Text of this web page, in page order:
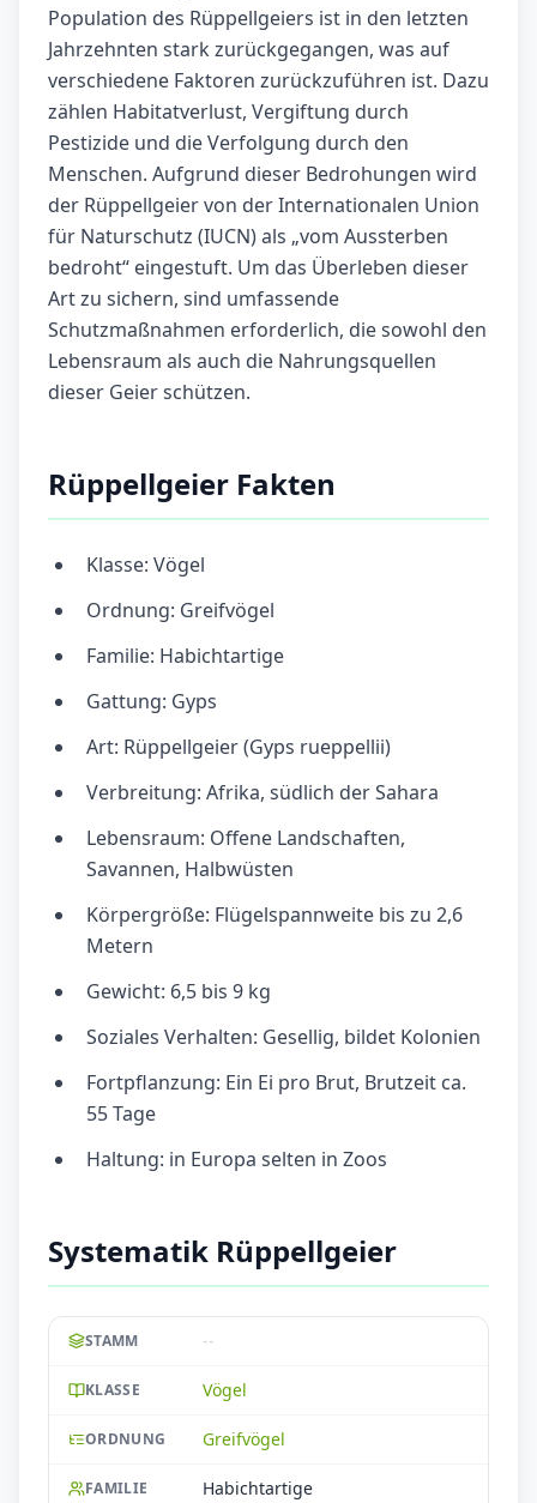
Population des Rüppellgeiers ist in den letzten
Jahrzehnten stark zurückgegangen, was auf
verschiedene Faktoren zurückzuführen ist. Dazu
zählen Habitatverlust, Vergiftung durch
Pestizide und die Verfolgung durch den
Menschen. Aufgrund dieser Bedrohungen wird
der Rüppellgeier von der Internationalen Union
für Naturschutz (IUCN) als „vom Aussterben
bedroht“ eingestuft. Um das Überleben dieser
Art zu sichern, sind umfassende
Schutzmaßnahmen erforderlich, die sowohl den
Lebensraum als auch die Nahrungsquellen
dieser Geier schützen.
Rüppellgeier Fakten
Klasse: Vögel
Ordnung: Greifvögel
Familie: Habichtartige
Gattung: Gyps
Art: Rüppellgeier (Gyps rueppellii)
Verbreitung: Afrika, südlich der Sahara
Lebensraum: Offene Landschaften,
Savannen, Halbwüsten
Körpergröße: Flügelspannweite bis zu 2,6
Metern
Gewicht: 6,5 bis 9 kg
Soziales Verhalten: Gesellig, bildet Kolonien
Fortpflanzung: Ein Ei pro Brut, Brutzeit ca.
55 Tage
Haltung: in Europa selten in Zoos
Systematik Rüppellgeier
STAMM --
KLASSE Vögel
ORDNUNG Greifvögel
FAMILIE Habichtartige